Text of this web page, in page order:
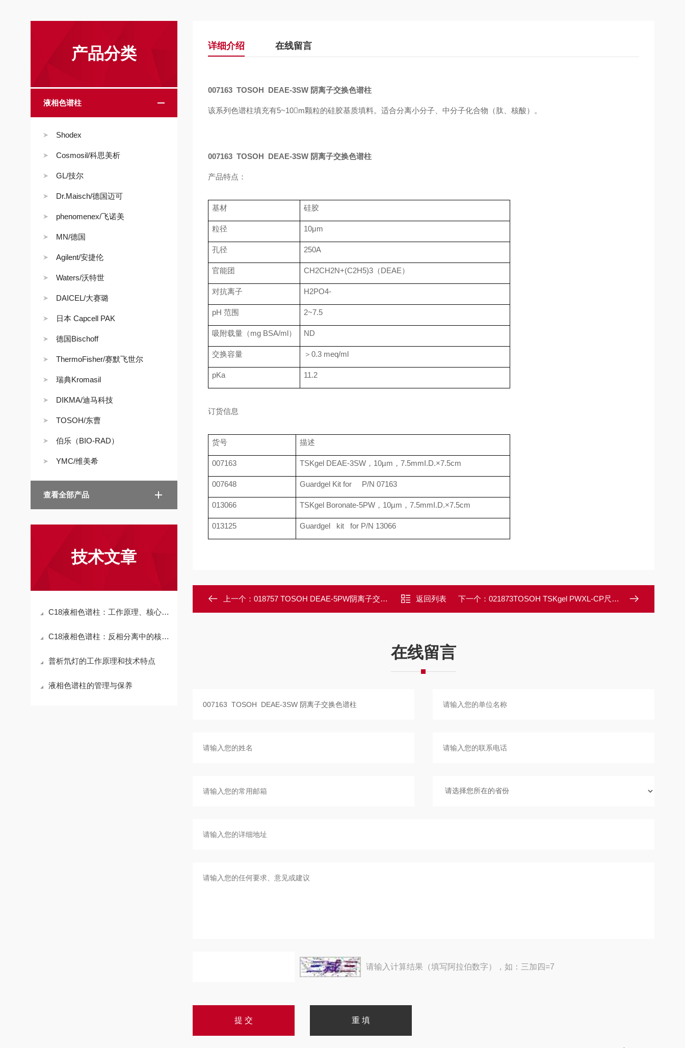
产品分类
液相色谱柱
Shodex
Cosmosil/科思美析
GL/技尔
Dr.Maisch/德国迈可
phenomenex/飞诺美
MN/德国
Agilent/安捷伦
Waters/沃特世
DAICEL/大赛璐
日本 Capcell PAK
德国Bischoff
ThermoFisher/赛默飞世尔
瑞典Kromasil
DIKMA/迪马科技
TOSOH/东曹
伯乐（BIO-RAD）
YMC/维美希
查看全部产品
技术文章
C18液相色谱柱：工作原理、核心参数与应用场景解析
C18液相色谱柱：反相分离中的核心工具
普析氘灯的工作原理和技术特点
液相色谱柱的管理与保养
详细介绍 在线留言
007163 TOSOH DEAE-3SW 阴离子交换色谱柱
该系列色谱柱填充有5~10m颗粒的硅胶基质填料。适合分离小分子、中分子化合物（肽、核酸）。
007163 TOSOH DEAE-3SW 阴离子交换色谱柱
产品特点：
基材 硅胶
粒径 10μm
孔径 250A
官能团 CH2CH2N+(C2H5)3（DEAE）
对抗离子 H2PO4-
pH 范围 2~7.5
吸附载量（mg BSA/ml） ND
交换容量 ＞ 0.3 meq/ml
pKa 11.2
订货信息
货号 描述
007163 TSKgel DEAE-3SW， 10µm ， 7.5mmI.D.×7.5cm
007648 Guardgel Kit for P/N 07163
013066 TSKgel Boronate-5PW， 10µm ， 7.5mmI.D.×7.5cm
013125 Guardgel kit for P/N 13066
上一个： 018757 TOSOH DEAE-5PW阴离子交换色谱柱 返回列表 下一个： 021873TOSOH TSKgel PWXL-CP尺寸排阻色谱柱
在线留言
请输入计算结果（填写阿拉伯数字），如：三加四=7